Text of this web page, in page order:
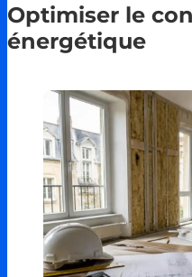
Optimiser le
énergétique